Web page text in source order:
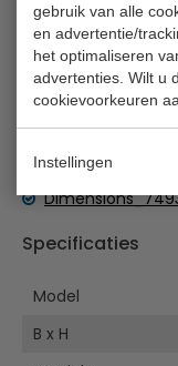
gebruik van alle
en advertentie/
het optimaliseren
advertenties. Wilt u
cookievoorkeuren
Instellingen
Combisteel
Verkrijgbaar in 2
Prijs per stuk
Bijlages
Specificaties
Model
B x H